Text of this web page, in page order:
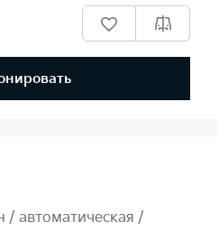
/ автоматическая /